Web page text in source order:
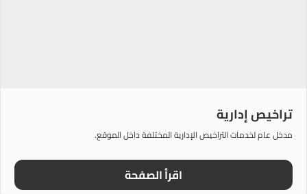
تراخيص إدارية
مدخل عام لخدمات التراخيص الإدارية المختلفة داخل الموقع.
اقرأ الصفحة